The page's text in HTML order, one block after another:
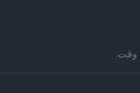
وقت.